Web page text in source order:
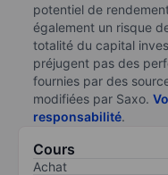
potentiel de
également un risque
totalité du capital
préjugent pas des
fournies par des
modifiées par Saxo.
responsabilité.
Cours
Achat